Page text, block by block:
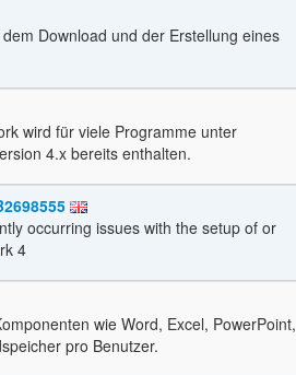
Download und der Erstellung eines
wird für viele Programme unter
4.x bereits enthalten.
occurring issues with the setup of or
4
wie Word, Excel, PowerPoint,
pro Benutzer.